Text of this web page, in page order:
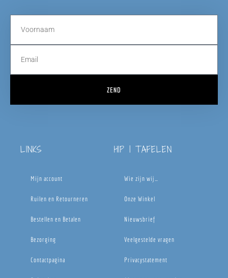
ZEND
LINKS
Mijn account
Ruilen en Retourneren
Bestellen en Betalen
Bezorging
Contactpagina
HIP | TAFELEN
Wie zijn wij…
Onze Winkel
Nieuwsbrief
Veelgestelde vragen
Privacystatement